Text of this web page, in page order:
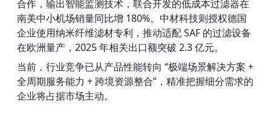
合作，输出智能监测技术，联合开发的低成本过滤器在
南美中小机场销量同比增 180%。中材科技则授权德国
企业使用纳米纤维滤材专利，推动适配 SAF 的过滤设备
在欧洲量产，2025 年相关出口额突破 2.3 亿元。
当前，行业竞争已从产品性能转向 “极端场景解决方案 +
全周期服务能力 + 跨境资源整合”，精准把握细分需求的
企业将占据市场主动。